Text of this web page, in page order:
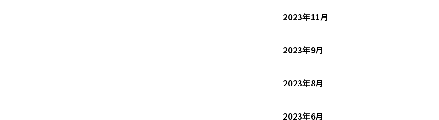
2023年11月
2023年9月
2023年8月
2023年6月